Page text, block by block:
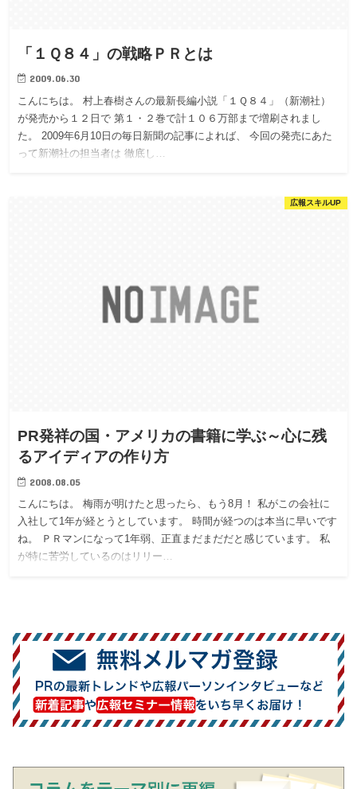
「１Ｑ８４」の戦略ＰＲとは
2009.06.30
こんにちは。 村上春樹さんの最新長編小説「１Ｑ８４」（新潮社）
が発売から１２日で 第１・２巻で計１０６万部まで増刷されまし
た。 2009年6月10日の毎日新聞の記事によれば、 今回の発売にあた
って新潮社の担当者は 徹底し…
広報スキルUP
PR発祥の国・アメリカの書籍に学ぶ～心に残
るアイディアの作り方
2008.08.05
こんにちは。 梅雨が明けたと思ったら、もう8月！ 私がこの会社に
入社して1年が経とうとしています。 時間が経つのは本当に早いです
ね。 ＰＲマンになって1年弱、正直まだまだだと感じています。 私
が特に苦労しているのはリリー…